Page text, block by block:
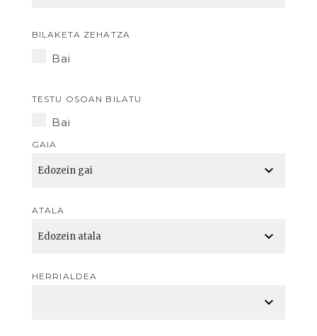
BILAKETA ZEHATZA
Bai
TESTU OSOAN BILATU
Bai
GAIA
ATALA
HERRIALDEA